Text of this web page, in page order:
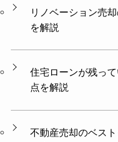
リノベーション売
を解説
住宅ローンが残っ
点を解説
不動産売却のベス